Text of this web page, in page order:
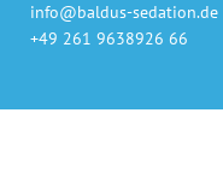
info@baldus-sedation.de
+49 261 9638926 66